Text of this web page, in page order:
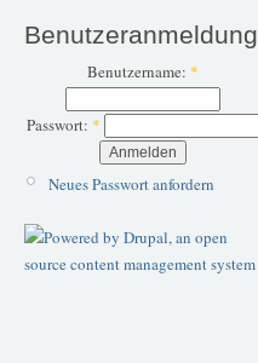
Benutzeranmeldung
Benutzername: *
Passwort: *
Neues Passwort anfordern